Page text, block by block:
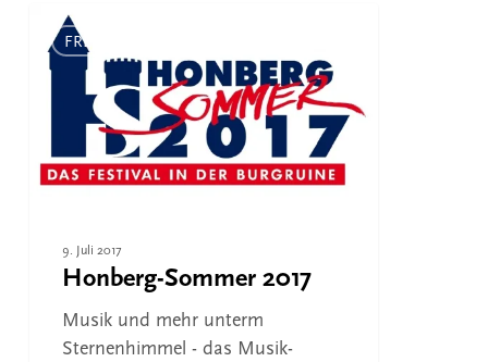
Honberg-
Sommer
2017
FREIZEIT
9. Juli 2017
Honberg-Sommer 2017
Musik und mehr unterm
Sternenhimmel - das Musik-